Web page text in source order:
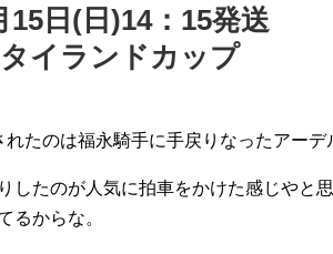
15日(日)14：15発送
イランドカップ
たのは福永騎手に手戻りなったアーデ
したのが人気に拍車をかけた感じやと
るからな。